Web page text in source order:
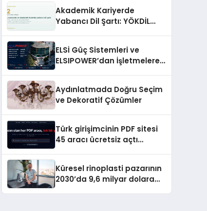
Akademik Kariyerde
Yabancı Dil Şartı: YÖKDİL
ELSİ Güç Sistemleri ve
ELSIPOWER’dan İşletmelere
Aydınlatmada Doğru Seçim
ve Dekoratif Çözümler
Türk girişimcinin PDF sitesi
45 aracı ücretsiz açtı
Küresel rinoplasti pazarının
2030’da 9,6 milyar dolara